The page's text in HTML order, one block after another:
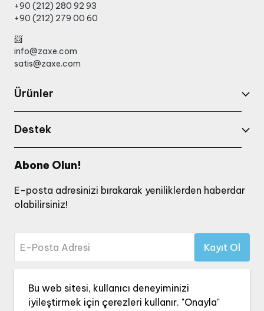
Bu web sitesi, kullanıcı deneyiminizi
iyileştirmek için çerezleri kullanır. "Onayla"
+90 (212) 280 92 93
+90 (212) 279 00 60
📨
info@zaxe.com
satis@zaxe.com
Ürünler
Destek
Abone Olun!
E-posta adresinizi bırakarak yeniliklerden haberdar
olabilirsiniz!
E-Posta Adresi Kayıt Ol
Bu site reCAPTCHA tarafından korunmaktadır ve
Gizlilik PolitikasıveHizmet Şartlarıgeçerlidir.